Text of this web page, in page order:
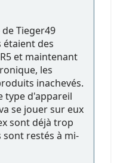
Tieger49
étaient des
et maintenant
les
inachevés.
type d'appareil
se jouer sur eux
sont déjà trop
restés à mi-